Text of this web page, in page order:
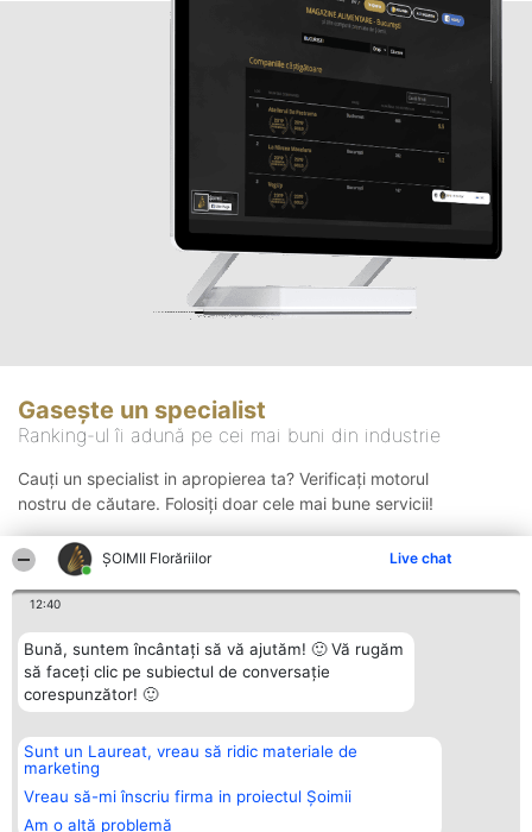
ȘOIMII Florăriilor Live chat
12:40
Bună, suntem încântați să vă ajutăm! 🙂 Vă rugăm
să faceți clic pe subiectul de conversație
corespunzător! 🙂
Sunt un Laureat, vreau să ridic materiale de
marketing
Vreau să-mi înscriu firma in proiectul Șoimii
Am o altă problemă
Gasește un specialist
Ranking-ul îi adună pe cei mai buni din industrie
Cauți un specialist in apropierea ta? Verificați motorul
nostru de căutare. Folosiți doar cele mai bune servicii!
Organizator Ranking
BRIGHT SOLUTIONS BR SRL
Aleea Timisul De Sus 2 Bl. A30
Sc. A Et. 4 Ap. 13 Cod 061952
București
Plebiscyt
Lista Tuturor
Laureaților
Contact